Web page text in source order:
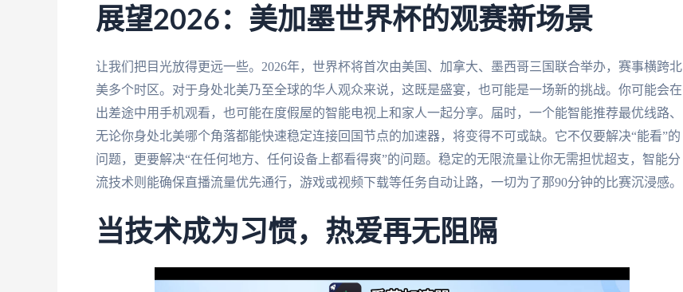
展望2026：美加墨世界杯的观赛新场景
让我们把目光放得更远一些。2026年，世界杯将首次由美国、加拿大、墨西哥三国联合举办，赛事横跨北
美多个时区。对于身处北美乃至全球的华人观众来说，这既是盛宴，也可能是一场新的挑战。你可能会在
出差途中用手机观看，也可能在度假屋的智能电视上和家人一起分享。届时，一个能智能推荐最优线路、
无论你身处北美哪个角落都能快速稳定连接回国节点的加速器，将变得不可或缺。它不仅要解决“能看”的
问题，更要解决“在任何地方、任何设备上都看得爽”的问题。稳定的无限流量让你无需担忧超支，智能分
流技术则能确保直播流量优先通行，游戏或视频下载等任务自动让路，一切为了那90分钟的比赛沉浸感。
当技术成为习惯，热爱再无阻隔